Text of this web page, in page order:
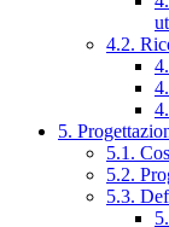
4.2.
5.
5.1.
5.2.
5.3.